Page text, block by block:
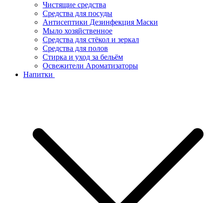
Чистящие средства
Средства для посуды
Антисептики Дезинфекция Маски
Мыло хозяйственное
Средства для стёкол и зеркал
Средства для полов
Стирка и уход за бельём
Освежители Ароматизаторы
Напитки